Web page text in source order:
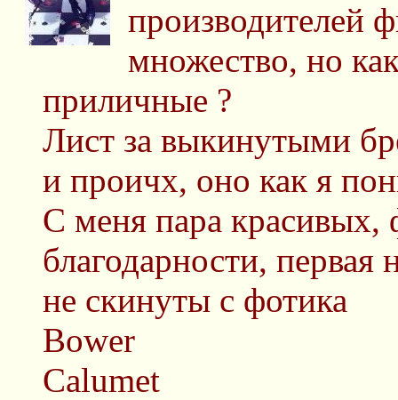
производителей
множество, но
приличные ?
Лист за выкинутыми
и проичх, оно как я
С меня пара красивых,
благодарности,
не скинуты с фотика
Bower
Calumet